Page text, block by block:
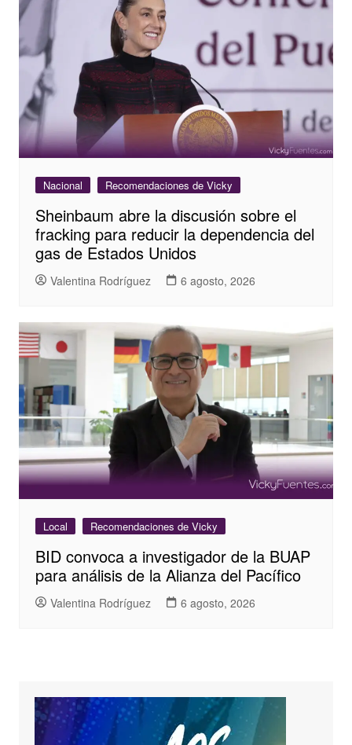
Nacional Recomendaciones de Vicky
Sheinbaum abre la discusión sobre el
fracking para reducir la dependencia del
gas de Estados Unidos
Valentina Rodríguez 6 agosto, 2026
Local Recomendaciones de Vicky
BID convoca a investigador de la BUAP
para análisis de la Alianza del Pacífico
Valentina Rodríguez 6 agosto, 2026